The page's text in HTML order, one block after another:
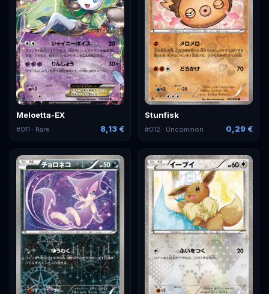
Meloetta-EX
#011 · Rare 8,13 €
Stunfisk
#012 · Uncommon 0,29 €